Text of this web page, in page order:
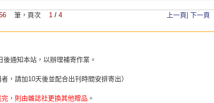
筆，頁次 1 / 4 上一頁 下一頁
後通知本站，以辦理補寄作業。
，請加10天後並配合出刊時間安排寄出）
，則由雜誌社更換其他贈品 。